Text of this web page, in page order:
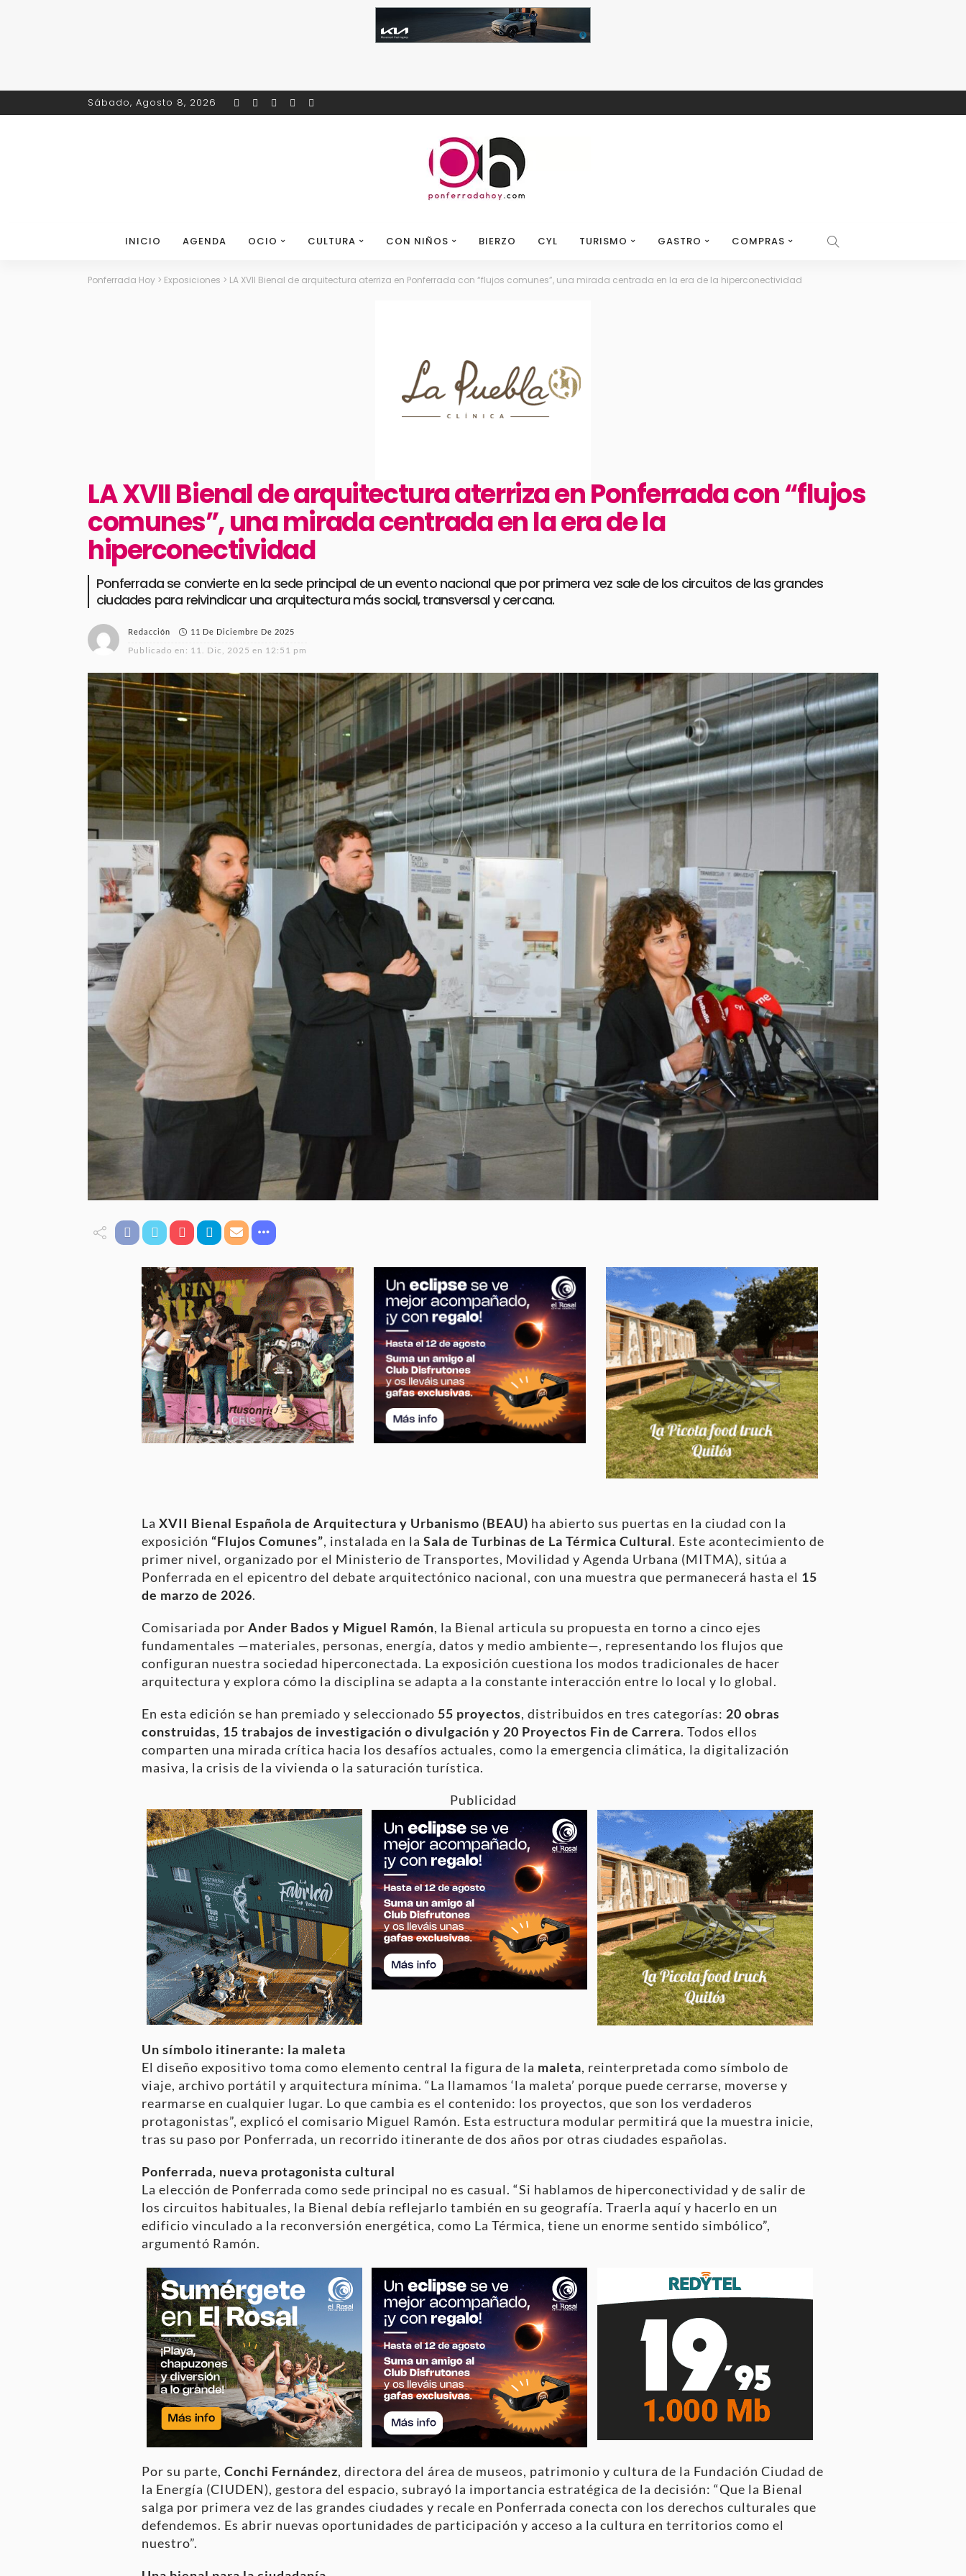
Sábado, Agosto 8, 2026
INICIO AGENDA OCIO CULTURA CON NIÑOS BIERZO CYL TURISMO GASTRO COMPRAS
Ponferrada Hoy > Exposiciones > LA XVII Bienal de arquitectura aterriza en Ponferrada con “flujos comunes”, una mirada centrada en la era de la hiperconectividad
LA XVII Bienal de arquitectura aterriza en Ponferrada con “flujos
comunes”, una mirada centrada en la era de la
hiperconectividad
Ponferrada se convierte en la sede principal de un evento nacional que por primera vez sale de los circuitos de las grandes
ciudades para reivindicar una arquitectura más social, transversal y cercana.
Redacción 11 De Diciembre De 2025
Publicado en: 11. Dic, 2025 en 12:51 pm
La XVII Bienal Española de Arquitectura y Urbanismo (BEAU) ha abierto sus puertas en la ciudad con la
exposición “Flujos Comunes”, instalada en la Sala de Turbinas de La Térmica Cultural. Este acontecimiento de
primer nivel, organizado por el Ministerio de Transportes, Movilidad y Agenda Urbana (MITMA), sitúa a
Ponferrada en el epicentro del debate arquitectónico nacional, con una muestra que permanecerá hasta el 15
de marzo de 2026.
Comisariada por Ander Bados y Miguel Ramón, la Bienal articula su propuesta en torno a cinco ejes
fundamentales —materiales, personas, energía, datos y medio ambiente—, representando los flujos que
configuran nuestra sociedad hiperconectada. La exposición cuestiona los modos tradicionales de hacer
arquitectura y explora cómo la disciplina se adapta a la constante interacción entre lo local y lo global.
En esta edición se han premiado y seleccionado 55 proyectos, distribuidos en tres categorías: 20 obras
construidas, 15 trabajos de investigación o divulgación y 20 Proyectos Fin de Carrera. Todos ellos
comparten una mirada crítica hacia los desafíos actuales, como la emergencia climática, la digitalización
masiva, la crisis de la vivienda o la saturación turística.
Publicidad
Un símbolo itinerante: la maleta
El diseño expositivo toma como elemento central la figura de la maleta, reinterpretada como símbolo de
viaje, archivo portátil y arquitectura mínima. “La llamamos ‘la maleta’ porque puede cerrarse, moverse y
rearmarse en cualquier lugar. Lo que cambia es el contenido: los proyectos, que son los verdaderos
protagonistas”, explicó el comisario Miguel Ramón. Esta estructura modular permitirá que la muestra inicie,
tras su paso por Ponferrada, un recorrido itinerante de dos años por otras ciudades españolas.
Ponferrada, nueva protagonista cultural
La elección de Ponferrada como sede principal no es casual. “Si hablamos de hiperconectividad y de salir de
los circuitos habituales, la Bienal debía reflejarlo también en su geografía. Traerla aquí y hacerlo en un
edificio vinculado a la reconversión energética, como La Térmica, tiene un enorme sentido simbólico”,
argumentó Ramón.
Por su parte, Conchi Fernández, directora del área de museos, patrimonio y cultura de la Fundación Ciudad de
la Energía (CIUDEN), gestora del espacio, subrayó la importancia estratégica de la decisión: “Que la Bienal
salga por primera vez de las grandes ciudades y recale en Ponferrada conecta con los derechos culturales que
defendemos. Es abrir nuevas oportunidades de participación y acceso a la cultura en territorios como el
nuestro”.